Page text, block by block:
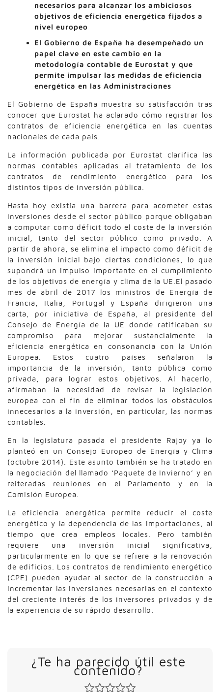
necesarios para alcanzar los ambiciosos
objetivos de eficiencia energética fijados a
nivel europeo
El Gobierno de España ha desempeñado un
papel clave en este cambio en la
metodología contable de Eurostat y que
permite impulsar las medidas de eficiencia
energética en las Administraciones
El Gobierno de España muestra su satisfacción tras
conocer que Eurostat ha aclarado cómo registrar los
contratos de eficiencia energética en las cuentas
nacionales de cada país.
La información publicada por Eurostat clarifica las
normas contables aplicadas al tratamiento de los
contratos de rendimiento energético para los
distintos tipos de inversión pública.
Hasta hoy existía una barrera para acometer estas
inversiones desde el sector público porque obligaban
a computar como déficit todo el coste de la inversión
inicial, tanto del sector público como privado. A
partir de ahora, se elimina el impacto como déficit de
la inversión inicial bajo ciertas condiciones, lo que
supondrá un impulso importante en el cumplimiento
de los objetivos de energía y clima de la UE.El pasado
mes de abril de 2017 los ministros de Energía de
Francia, Italia, Portugal y España dirigieron una
carta, por iniciativa de España, al presidente del
Consejo de Energía de la UE donde ratificaban su
compromiso para mejorar sustancialmente la
eficiencia energética en consonancia con la Unión
Europea. Estos cuatro países señalaron la
importancia de la inversión, tanto pública como
privada, para lograr estos objetivos. Al hacerlo,
afirmaban la necesidad de revisar la legislación
europea con el fin de eliminar todos los obstáculos
innecesarios a la inversión, en particular, las normas
contables.
En la legislatura pasada el presidente Rajoy ya lo
planteó en un Consejo Europeo de Energía y Clima
(octubre 2014). Este asunto también se ha tratado en
la negociación del llamado ‘Paquete de Invierno’ y en
reiteradas reuniones en el Parlamento y en la
Comisión Europea.
La eficiencia energética permite reducir el coste
energético y la dependencia de las importaciones, al
tiempo que crea empleos locales. Pero también
requiere una inversión inicial significativa,
particularmente en lo que se refiere a la renovación
de edificios. Los contratos de rendimiento energético
(CPE) pueden ayudar al sector de la construcción a
incrementar las inversiones necesarias en el contexto
del creciente interés de los inversores privados y de
la experiencia de su rápido desarrollo.
¿Te ha parecido útil este
contenido?